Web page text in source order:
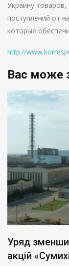
Украину
поступлений от
которые
http://
Вас може
Уряд
акцій